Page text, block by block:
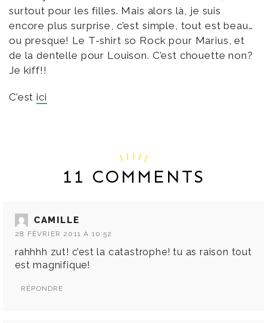
surtout pour les filles. Mais alors là, je suis
encore plus surprise, c’est simple, tout est beau…
ou presque! Le T-shirt so Rock pour Marius, et
de la dentelle pour Louison. C’est chouette non?
Je kiff!!
C’estici
11 COMMENTS
CAMILLE
28 FÉVRIER 2011 À 10:52
rahhhh zut! c’est la catastrophe! tu as raison tout
est magnifique!
RÉPONDRE